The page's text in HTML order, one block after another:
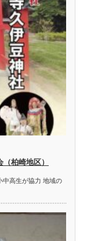
柏崎地区）
中高生が協力 地域の